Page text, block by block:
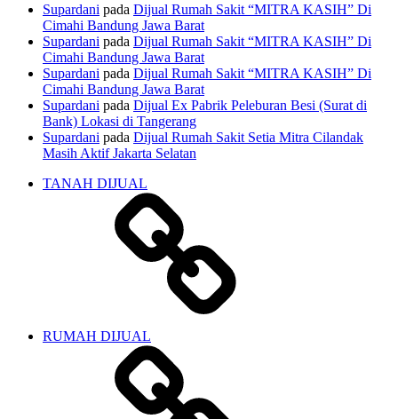
Supardani pada Dijual Rumah Sakit “MITRA KASIH” Di
Cimahi Bandung Jawa Barat
Supardani pada Dijual Rumah Sakit “MITRA KASIH” Di
Cimahi Bandung Jawa Barat
Supardani pada Dijual Rumah Sakit “MITRA KASIH” Di
Cimahi Bandung Jawa Barat
Supardani pada Dijual Ex Pabrik Peleburan Besi (Surat di
Bank) Lokasi di Tangerang
Supardani pada Dijual Rumah Sakit Setia Mitra Cilandak
Masih Aktif Jakarta Selatan
TANAH DIJUAL
RUMAH DIJUAL